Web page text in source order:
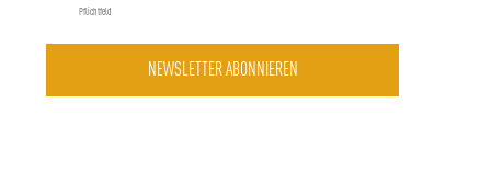
NEWSLETTER ABONNIEREN
Pflichtfeld